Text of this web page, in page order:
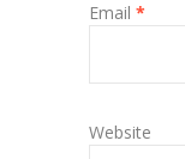
Email *
Website